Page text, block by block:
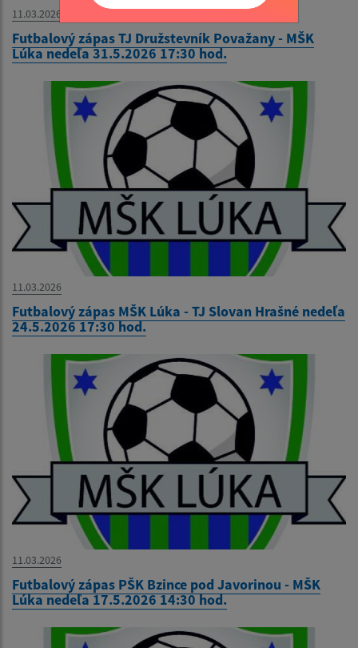
11.03.2026
Futbalový zápas TJ Družstevník Považany - MŠK
Lúka nedeľa 31.5.2026 17:30 hod.
11.03.2026
Futbalový zápas MŠK Lúka - TJ Slovan Hrašné nedeľa
24.5.2026 17:30 hod.
11.03.2026
Futbalový zápas PŠK Bzince pod Javorinou - MŠK
Lúka nedeľa 17.5.2026 14:30 hod.